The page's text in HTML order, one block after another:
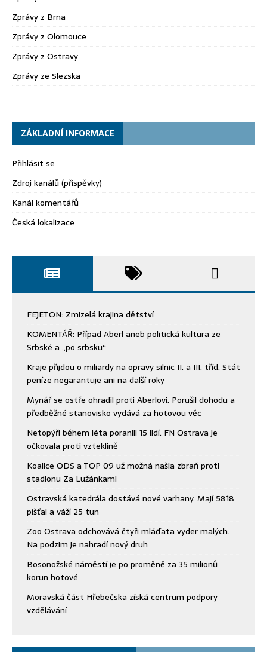
Zprávy z Brna
Zprávy z Olomouce
Zprávy z Ostravy
Zprávy ze Slezska
ZÁKLADNÍ INFORMACE
Přihlásit se
Zdroj kanálů (příspěvky)
Kanál komentářů
Česká lokalizace
FEJETON: Zmizelá krajina dětství
KOMENTÁŘ: Případ Aberl aneb politická kultura ze
Srbské a „po srbsku“
Kraje přijdou o miliardy na opravy silnic II. a III. tříd. Stát
peníze negarantuje ani na další roky
Mynář se ostře ohradil proti Aberlovi. Porušil dohodu a
předběžné stanovisko vydává za hotovou věc
Netopýři během léta poranili 15 lidí. FN Ostrava je
očkovala proti vzteklině
Koalice ODS a TOP 09 už možná našla zbraň proti
stadionu Za Lužánkami
Ostravská katedrála dostává nové varhany. Mají 5818
píšťal a váží 25 tun
Zoo Ostrava odchovává čtyři mláďata vyder malých.
Na podzim je nahradí nový druh
Bosonožské náměstí je po proměně za 35 milionů
korun hotové
Moravská část Hřebečska získá centrum podpory
vzdělávání